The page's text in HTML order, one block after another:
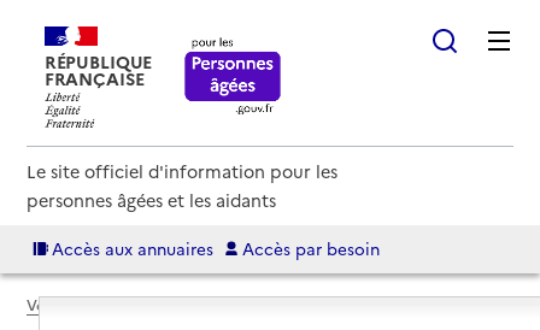
RÉPUBLIQUE
FRANÇAISE
Le site officiel d'information pour les
personnes âgées et les aidants
Accès aux annuaires Accès par besoin
Voir le fil d’Ariane